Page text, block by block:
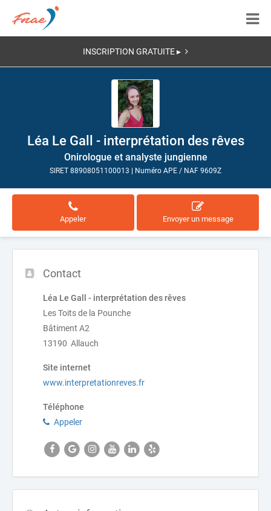
INSCRIPTION GRATUITE ▸
Léa Le Gall - interprétation des rêves
Onirologue et analyste jungienne
SIRET 88908051100013 Numéro APE / NAF 9609Z
Appeler Envoyer un message
Contact
Léa Le Gall - interprétation des rêves
Les Toits de la Pounche
Bâtiment A2
13190 Allauch
Site internet
www.interpretationreves.fr
Téléphone
Appeler